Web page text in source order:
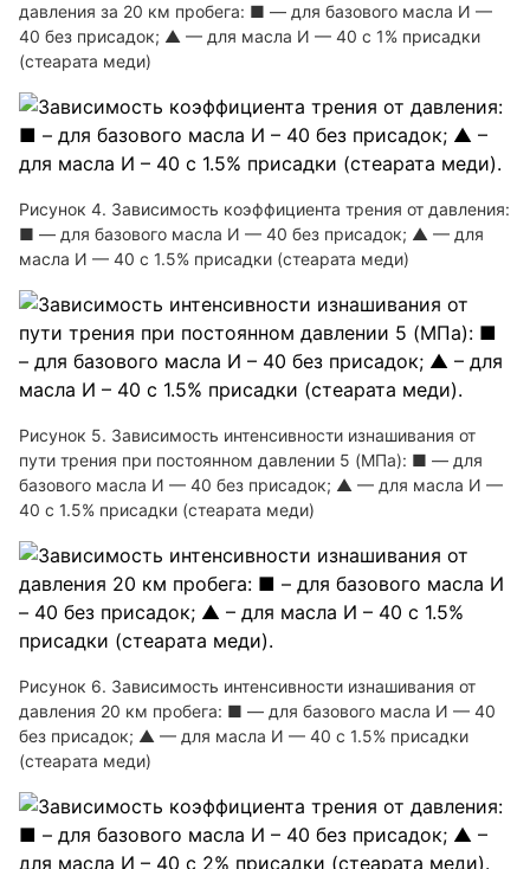
давления за 20 км пробега: ■ — для базового масла И —
40 без присадок; ▲ — для масла И — 40 с 1% присадки
(стеарата меди)
Рисунок 4. Зависимость коэффициента трения от давления:
■ — для базового масла И — 40 без присадок; ▲ — для
масла И — 40 с 1.5% присадки (стеарата меди)
Рисунок 5. Зависимость интенсивности изнашивания от
пути трения при постоянном давлении 5 (МПа): ■ — для
базового масла И — 40 без присадок; ▲ — для масла И —
40 с 1.5% присадки (стеарата меди)
Рисунок 6. Зависимость интенсивности изнашивания от
давления 20 км пробега: ■ — для базового масла И — 40
без присадок; ▲ — для масла И — 40 с 1.5% присадки
(стеарата меди)